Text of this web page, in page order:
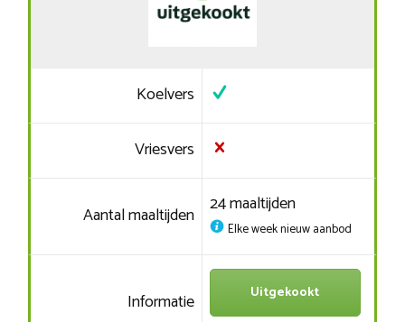
Koelvers
Vriesvers
Aantal maaltijden 24 maaltijden
Elke week nieuw aanbod
Informatie Uitgekookt